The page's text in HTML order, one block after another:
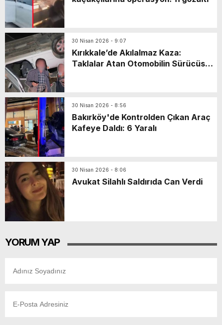
30 Nisan 2026 - 9:07
Kırıkkale’de Akılalmaz Kaza:
Taklalar Atan Otomobilin Sürücüsü
30 Nisan 2026 - 8:56
Bakırköy'de Kontrolden Çıkan Araç
Kafeye Daldı: 6 Yaralı
30 Nisan 2026 - 8:06
Avukat Silahlı Saldırıda Can Verdi
YORUM YAP